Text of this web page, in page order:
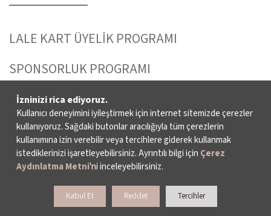
LALE KART ÜYELİK PROGRAMI
SPONSORLUK PROGRAMI
BAĞIŞ OLANAKLARI
KURUMSAL SATIŞ
BİENALE KİŞİSEL DESTEK
> E-BÜLTENE KAYDOL
İzninizi rica ediyoruz.
Kullanıcı deneyimini iyileştirmek için internet sitemizde çerezler
kullanıyoruz. Sağdaki butonlar aracılığıyla tüm çerezlerin
kullanımına izin verebilir veya tercihlere giderek kullanmak
istediklerinizi işaretleyebilirsiniz. Ayrıntılı bilgi için Çerez
Aydınlatma Metni'ni inceleyebilirsiniz.
Kabul Et Reddet Tercihler